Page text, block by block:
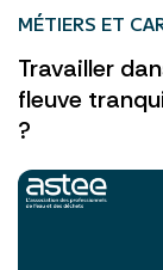
MÉTIERS ET
Travailler
fleuve
?